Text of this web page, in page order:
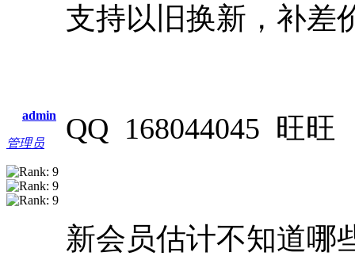
admin
管理员
支持以旧换新，补差
QQ 168044045 旺旺
新会员估计不知道哪